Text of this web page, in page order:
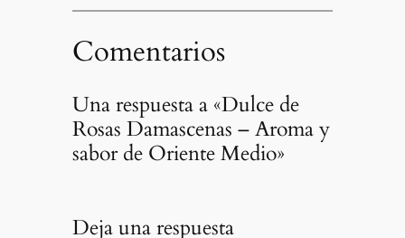
Comentarios
Una respuesta a «Dulce de
Rosas Damascenas – Aroma y
sabor de Oriente Medio»
Deja una respuesta